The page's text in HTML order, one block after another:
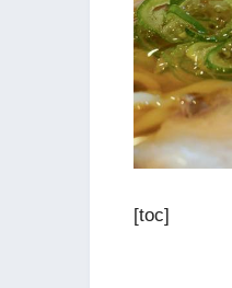
[toc]